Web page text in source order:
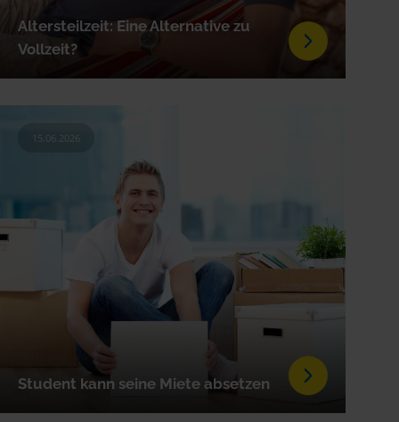
Altersteilzeit: Eine Alternative zu
Vollzeit?
Student kann seine Miete absetzen
15.06.2026